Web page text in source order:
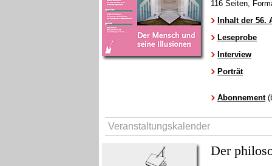
116 Seiten,
Inhalt der 56.
Leseprobe
Interview
Porträt
Abonnement
Veranstaltungskalender
Der